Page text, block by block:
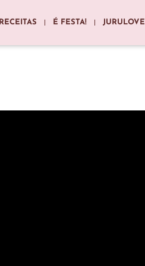
RECEITAS É FESTA!